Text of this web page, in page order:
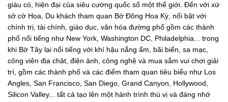
giàu có, hiện đại của siêu cường quốc số một thế giới. Đến với xứ
sở cờ Hoa, Du khách tham quan Bờ Đông Hoa Kỳ, nổi bật với
chính trị, tài chính, giáo dục, văn hóa đường phố gồm các thành
phố nổi tiếng như New York, Washington DC, Philadelphia... trong
khi Bờ Tây lại nổi tiếng với khí hậu nắng ấm, bãi biển, sa mạc,
công viên địa chât, điện ảnh, công nghệ và mua sắm vui chơi giải
trí, gồm các thành phố và các điểm tham quan tiêu biểu như Los
Angles, San Francisco, San Diego, Grand Canyon, Hollywood,
Silicon Valley... tất cả tạo lên một hành trình thú vị và đáng nhớ